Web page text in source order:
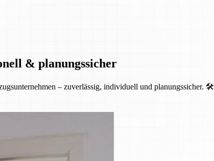
& planungssicher
– zuverlässig, individuell und planungssicher. 🛠️